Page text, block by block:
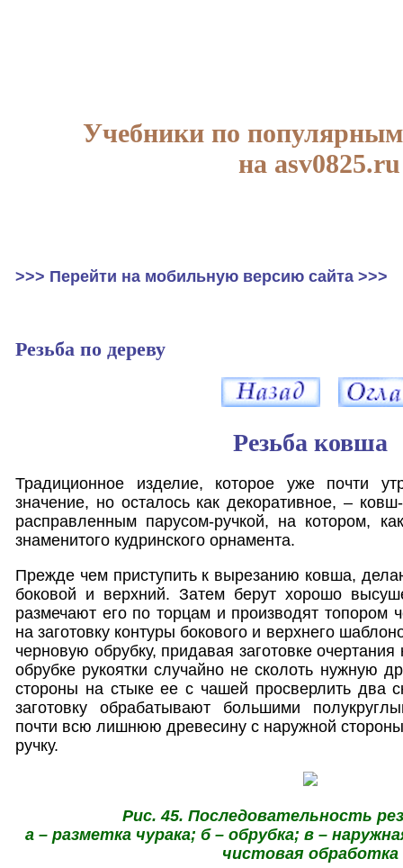
Учебники по
на asv0825.ru
>>> Перейти на мобильную версию сайта >>>
Резьба по дереву
Резьба ковша
Традиционное изделие, которое уже почти
значение, но осталось как декоративное, –
расправленным парусом-ручкой, на котором,
знаменитого кудринского орнамента.
Прежде чем приступить к вырезанию ковша,
боковой и верхний. Затем берут хорошо
размечают его по торцам и производят топором
на заготовку контуры бокового и верхнего
черновую обрубку, придавая заготовке
обрубке рукоятки случайно не сколоть нужную
стороны на стыке ее с чашей просверлить два
заготовку обрабатывают большими
почти всю лишнюю древесину с наружной
ручку.
Рис. 45. Последовательность
а – разметка чурака; б – обрубка; в –
чистовая обработка